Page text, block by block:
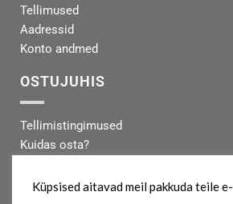
Tellimused
Aadressid
Konto andmed
OSTUJUHIS
Tellimistingimused
Kuidas osta?
Tarneinfo
Küpsised aitavad meil pakkuda teile e-